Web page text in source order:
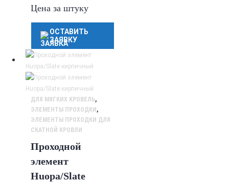
Цена за штуку
ОСТАВИТЬ
ЗАЯВКУ
ДЛЯ МЯГКИХ КРОВЕЛЬ,
ЭЛЕМЕНТЫ ПРОХОДКИ ,
ЭЛЕМЕНТЫ ПРОХОДКИ ДЛЯ
СКАТНОЙ КРОВЛИ
Проходной
элемент
Huopa/Slate